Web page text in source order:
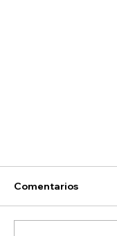
Comentarios